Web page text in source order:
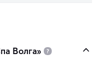
Волга»